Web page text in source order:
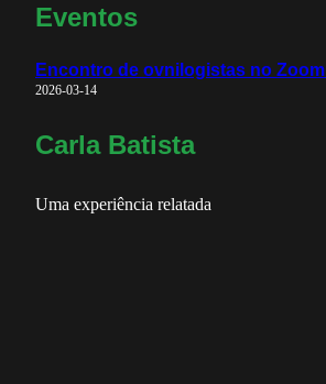
Eventos
Encontro de ovnilogistas no
2026-03-14
Carla Batista
Uma experiência relatada